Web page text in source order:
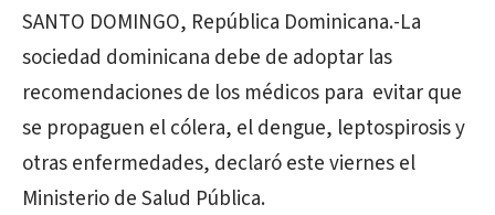
SANTO DOMINGO, República Dominicana.-La
sociedad dominicana debe de adoptar las
recomendaciones de los médicos para evitar que
se propaguen el cólera, el dengue, leptospirosis y
otras enfermedades, declaró este viernes el
Ministerio de Salud Pública.